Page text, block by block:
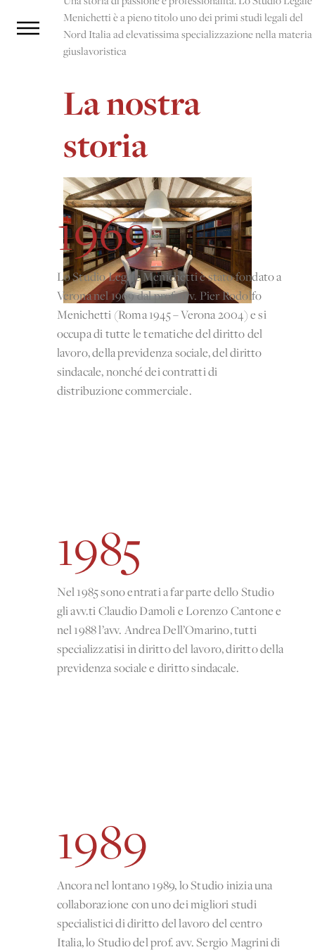
Menichetti è a pieno titolo uno dei primi studi legali del
Nord Italia ad elevatissima specializzazione nella materia
giuslavoristica
La nostra
storia
1969
Lo Studio Legale Menichetti è stato fondato a
Verona nel 1969 dal prof. avv. Pier Rodolfo
Menichetti (Roma 1945 – Verona 2004) e si
occupa di tutte le tematiche del diritto del
lavoro, della previdenza sociale, del diritto
sindacale, nonché dei contratti di
distribuzione commerciale.
1985
Nel 1985 sono entrati a far parte dello Studio
gli avv.ti Claudio Damoli e Lorenzo Cantone e
nel 1988 l’avv. Andrea Dell’Omarino, tutti
specializzatisi in diritto del lavoro, diritto della
previdenza sociale e diritto sindacale.
1989
Ancora nel lontano 1989, lo Studio inizia una
collaborazione con uno dei migliori studi
specialistici di diritto del lavoro del centro
Italia, lo Studio del prof. avv. Sergio Magrini di